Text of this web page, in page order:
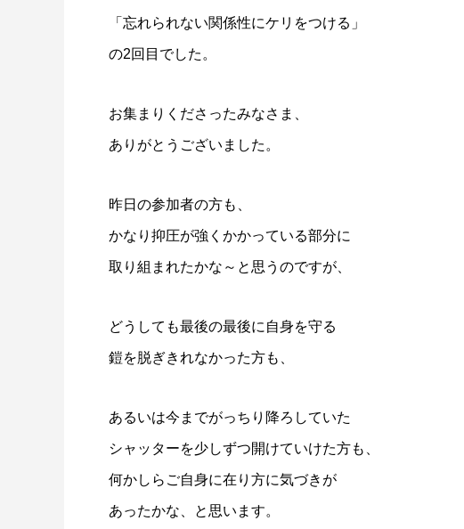
「忘れられない関係性にケリをつける」
の2回目でした。
お集まりくださったみなさま、
ありがとうございました。
昨日の参加者の方も、
かなり抑圧が強くかかっている部分に
取り組まれたかな～と思うのですが、
どうしても最後の最後に自身を守る
鎧を脱ぎきれなかった方も、
あるいは今までがっちり降ろしていた
シャッターを少しずつ開けていけた方も、
何かしらご自身に在り方に気づきが
あったかな、と思います。